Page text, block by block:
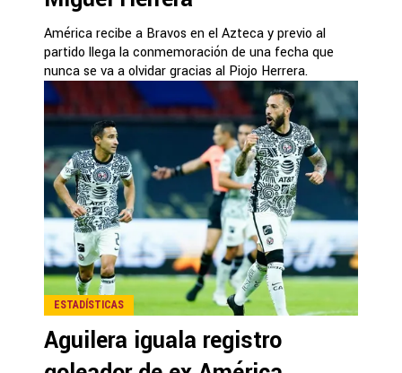
América recibe a Bravos en el Azteca y previo al
partido llega la conmemoración de una fecha que
nunca se va a olvidar gracias al Piojo Herrera.
ESTADÍSTICAS
Aguilera iguala registro